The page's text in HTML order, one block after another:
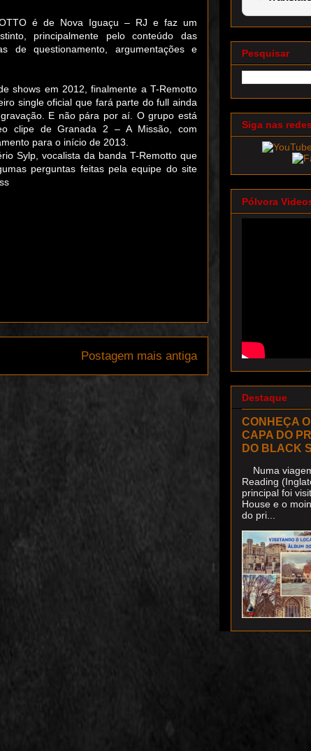
é de Nova Iguaçu – RJ e faz um
principalmente pelo conteúdo das
de questionamento, argumentações e
shows em 2012, finalmente a T-Remotto
single oficial que fará parte do full ainda
E não pára por aí. O grupo está
clipe de Granada 2 – A Missão, com
para o início de 2013.
Sylp, vocalista da banda T-Remotto que
perguntas feitas pela equipe do site
Postagem mais antiga
Pesquisar
Siga nas
Pólvora
Destaque
CONHEÇA
CAPA DO
DO BLACK
Numa
Reading
principal foi
House e o
do pri...